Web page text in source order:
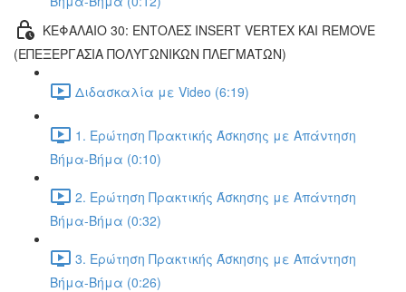
ΚΕΦΑΛΑΙΟ 30: ΕΝΤΟΛΕΣ INSERT VERTEX ΚΑΙ REMOVE
(ΕΠΕΞΕΡΓΑΣΙΑ ΠΟΛΥΓΩΝΙΚΩΝ ΠΛΕΓΜΑΤΩΝ)
Διδασκαλία με Video (6:19)
1. Ερώτηση Πρακτικής Άσκησης με Απάντηση
Βήμα-Βήμα (0:10)
2. Ερώτηση Πρακτικής Άσκησης με Απάντηση
Βήμα-Βήμα (0:32)
3. Ερώτηση Πρακτικής Άσκησης με Απάντηση
Βήμα-Βήμα (0:26)